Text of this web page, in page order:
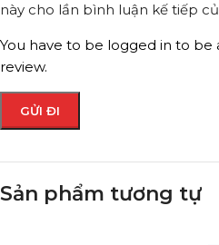
này cho lần bình luận kế tiếp
You have to be logged in to
review.
Sản phẩm tương tự